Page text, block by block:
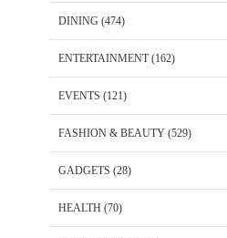
DINING (474)
ENTERTAINMENT(162)
EVENTS (121)
FASHION & BEAUTY (529)
GADGETS (28)
HEALTH (70)